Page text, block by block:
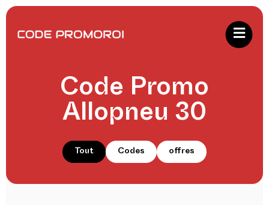
Code Promo
Allopneu 30
Tout Codes offres